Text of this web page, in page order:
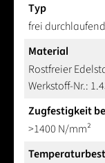
Typ
frei durchlaufend
Material
Rostfreier
Werkstoff-Nr.:
Zugfestigkeit
>1400 N/mm²